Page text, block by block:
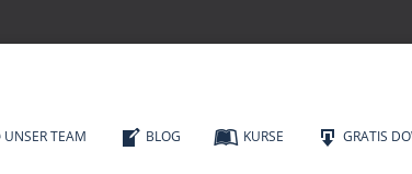
UNSER TEAM BLOG KURSE GRATIS